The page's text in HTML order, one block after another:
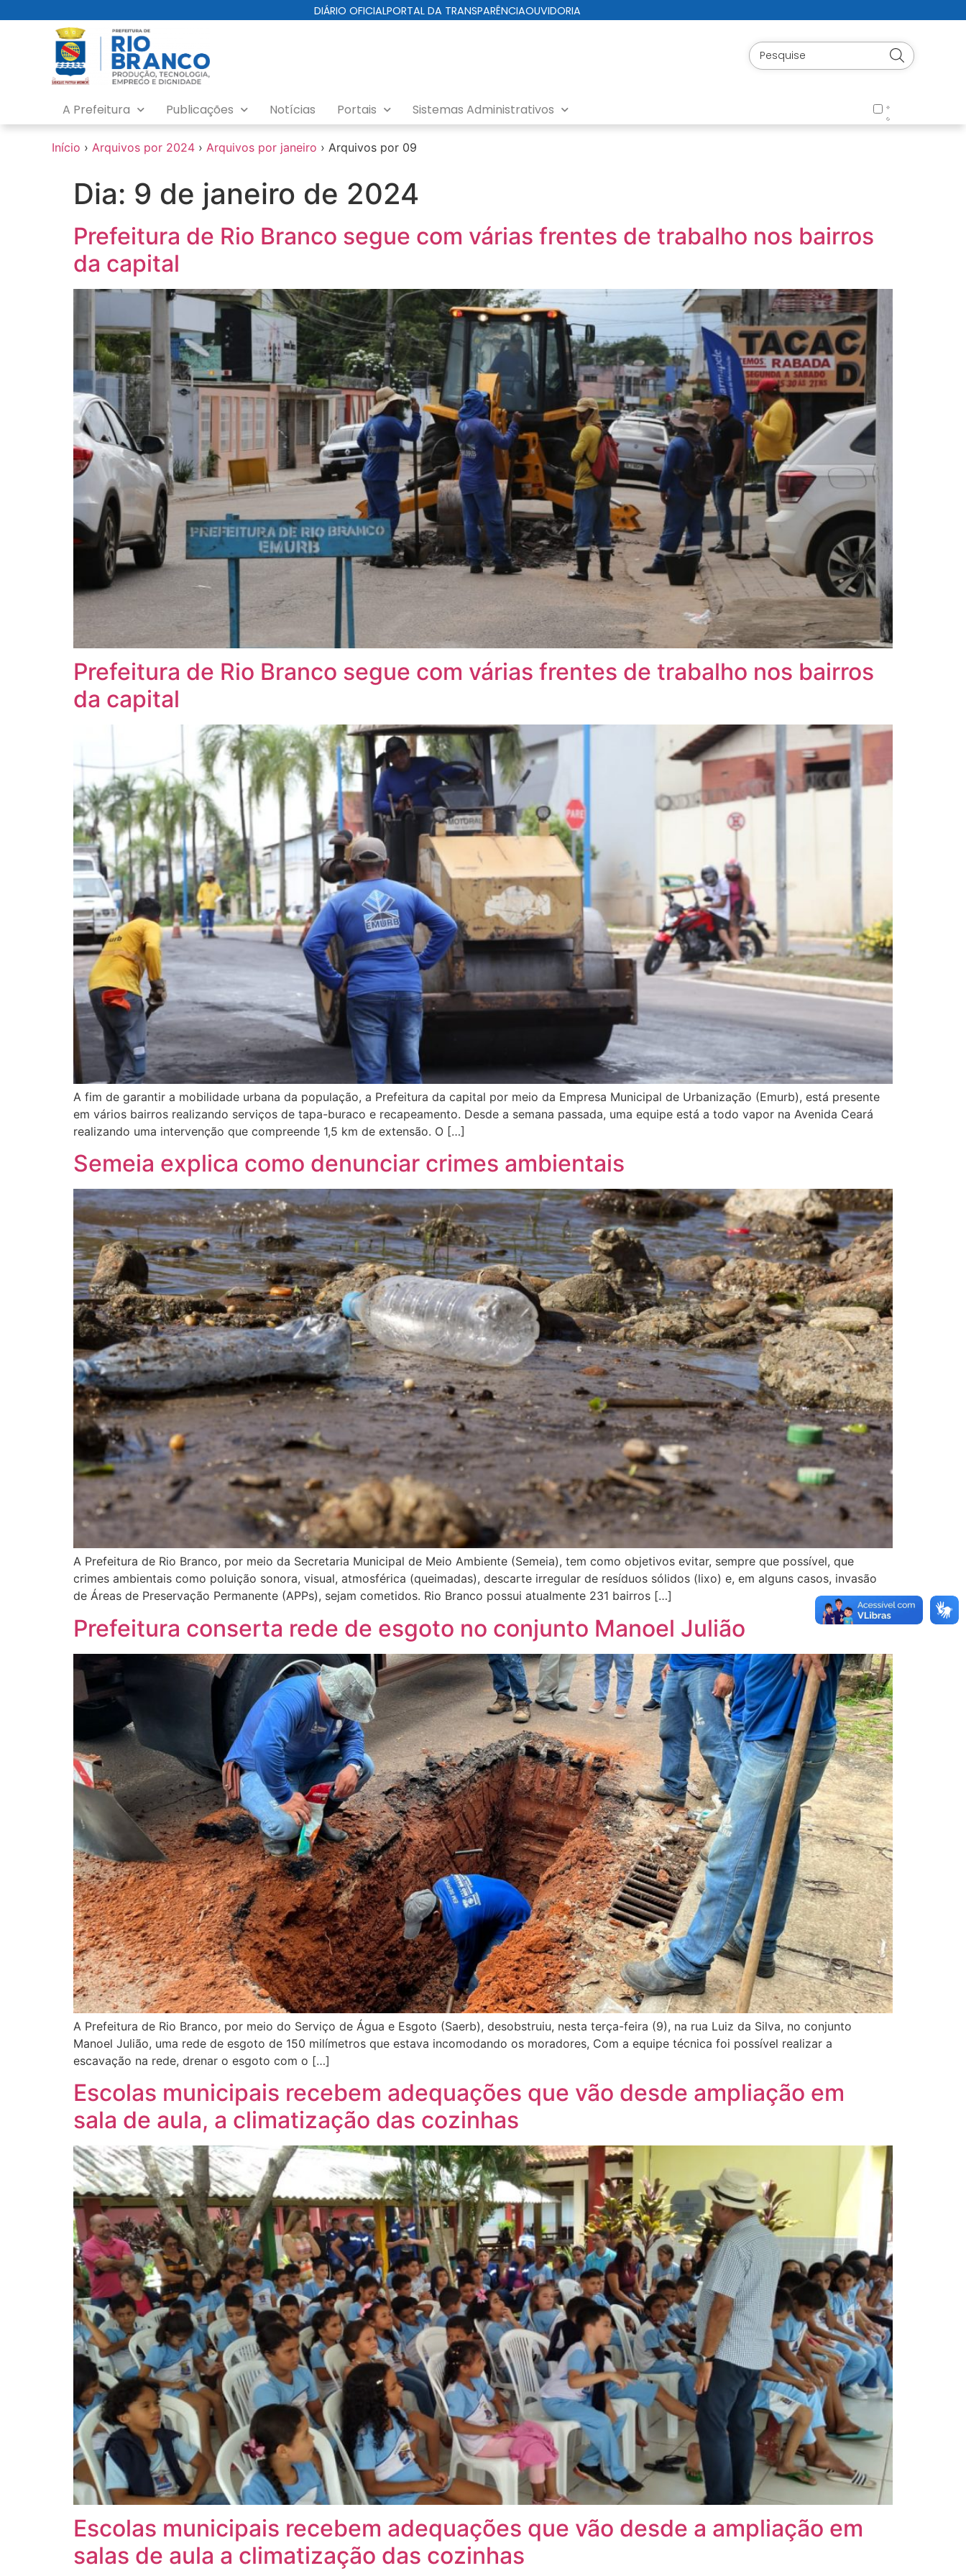
conteúdo
DIÁRIO OFICIALPORTAL DA TRANSPARÊNCIAOUVIDORIA
A Prefeitura Publicações Notícias Portais Sistemas Administrativos
Início › Arquivos por 2024 › Arquivos por janeiro › Arquivos por 09
Dia: 9 de janeiro de 2024
Prefeitura de Rio Branco segue com várias frentes de trabalho nos bairros
da capital
Prefeitura de Rio Branco segue com várias frentes de trabalho nos bairros
da capital
A fim de garantir a mobilidade urbana da população, a Prefeitura da capital por meio da Empresa Municipal de Urbanização (Emurb), está presente
em vários bairros realizando serviços de tapa-buraco e recapeamento. Desde a semana passada, uma equipe está a todo vapor na Avenida Ceará
realizando uma intervenção que compreende 1,5 km de extensão. O […]
Semeia explica como denunciar crimes ambientais
A Prefeitura de Rio Branco, por meio da Secretaria Municipal de Meio Ambiente (Semeia), tem como objetivos evitar, sempre que possível, que
crimes ambientais como poluição sonora, visual, atmosférica (queimadas), descarte irregular de resíduos sólidos (lixo) e, em alguns casos, invasão
de Áreas de Preservação Permanente (APPs), sejam cometidos. Rio Branco possui atualmente 231 bairros […]
Prefeitura conserta rede de esgoto no conjunto Manoel Julião
A Prefeitura de Rio Branco, por meio do Serviço de Água e Esgoto (Saerb), desobstruiu, nesta terça-feira (9), na rua Luiz da Silva, no conjunto
Manoel Julião, uma rede de esgoto de 150 milímetros que estava incomodando os moradores, Com a equipe técnica foi possível realizar a
escavação na rede, drenar o esgoto com o […]
Escolas municipais recebem adequações que vão desde ampliação em
sala de aula, a climatização das cozinhas
Escolas municipais recebem adequações que vão desde a ampliação em
salas de aula a climatização das cozinhas